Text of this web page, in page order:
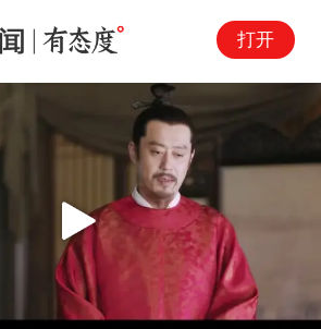
打开
Play